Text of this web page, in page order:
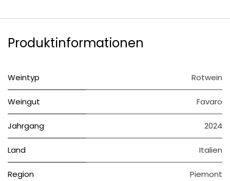
Produktinformationen
Weintyp Rotwein
Weingut Favaro
Jahrgang 2024
Land Italien
Region Piemont